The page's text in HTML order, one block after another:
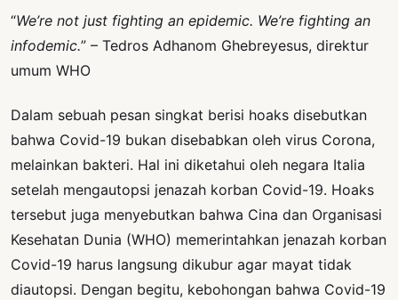
“We’re not just fighting an epidemic. We’re fighting an
infodemic.” – Tedros Adhanom Ghebreyesus, direktur
umum WHO
Dalam sebuah pesan singkat berisi hoaks disebutkan
bahwa Covid-19 bukan disebabkan oleh virus Corona,
melainkan bakteri. Hal ini diketahui oleh negara Italia
setelah mengautopsi jenazah korban Covid-19. Hoaks
tersebut juga menyebutkan bahwa Cina dan Organisasi
Kesehatan Dunia (WHO) memerintahkan jenazah korban
Covid-19 harus langsung dikubur agar mayat tidak
diautopsi. Dengan begitu, kebohongan bahwa Covid-19